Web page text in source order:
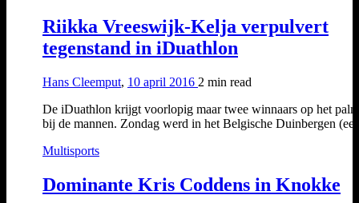
Riikka Vreeswijk-Kelja verpulvert
tegenstand in iDuathlon
Hans Cleemput, 10 april 2016 2 min read
De iDuathlon krijgt voorlopig maar twee winnaars op het
bij de mannen. Zondag werd in het Belgische Duinbergen
Multisports
Dominante Kris Coddens in Knokke